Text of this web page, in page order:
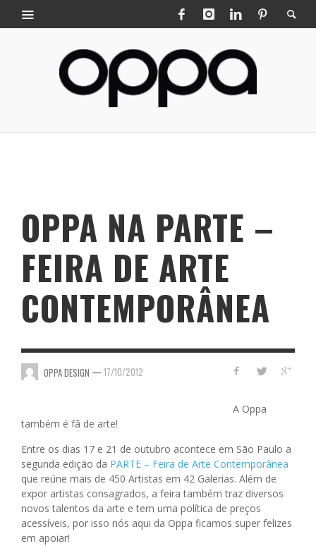
OPPA NA PARTE –
FEIRA DE ARTE
CONTEMPORÂNEA
OPPA DESIGN — 17/10/2012
A Oppa
também é fã de arte!
Entre os dias 17 e 21 de outubro acontece em São Paulo a
segunda edição da PARTE – Feira de Arte Contemporânea
que reúne mais de 450 Artistas em 42 Galerias. Além de
expor artistas consagrados, a feira também traz diversos
novos talentos da arte e tem uma política de preços
acessíveis, por isso nós aqui da Oppa ficamos super felizes
em apoiar!